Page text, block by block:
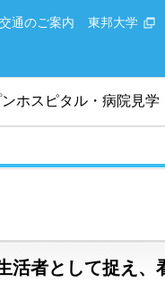
交通のご案内 東邦大学
ホスピタル・病院見学
オンライン病院説明会
在職者卒業校一覧
活者として捉え、